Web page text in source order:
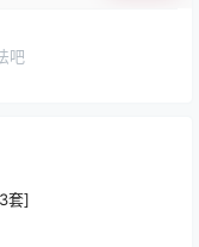
吧
套]